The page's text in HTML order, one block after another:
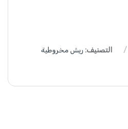
التصنيف: ريش مخروطية